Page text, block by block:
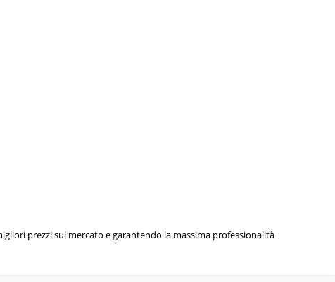
prezzi sul mercato e garantendo la massima professionalità